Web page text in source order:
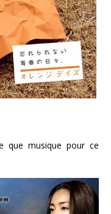
que musique pour ce